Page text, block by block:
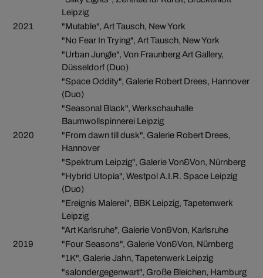
Leipzig
2021
"Mutable", Art Tausch, New York
"No Fear In Trying", Art Tausch, New York
"Urban Jungle", Von Fraunberg Art Gallery,
Düsseldorf (Duo)
"Space Oddity", Galerie Robert Drees, Hannover
(Duo)
"Seasonal Black", Werkschauhalle
Baumwollspinnerei Leipzig
2020
"From dawn till dusk", Galerie Robert Drees,
Hannover
"Spektrum Leipzig", Galerie Von&Von, Nürnberg
"Hybrid Utopia", Westpol A.I.R. Space Leipzig
(Duo)
"Ereignis Malerei", BBK Leipzig, Tapetenwerk
Leipzig
"Art Karlsruhe", Galerie Von&Von, Karlsruhe
2019
"Four Seasons", Galerie Von&Von, Nürnberg
"1K", Galerie Jahn, Tapetenwerk Leipzig
"salondergegenwart", Große Bleichen, Hamburg